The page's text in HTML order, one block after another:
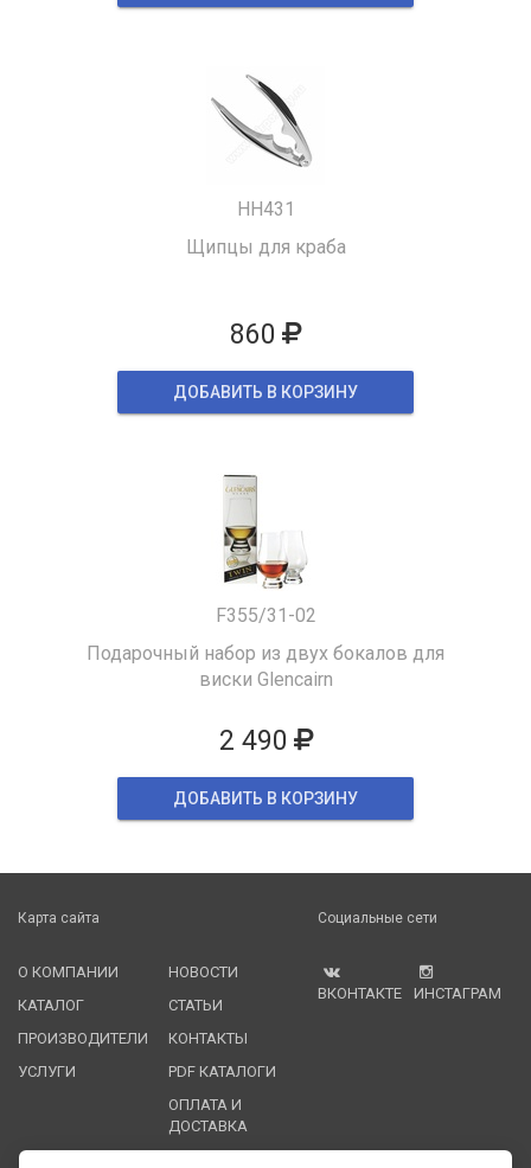
HH431
Щипцы для краба
860
ДОБАВИТЬ В КОРЗИНУ
F355/31-02
Подарочный набор из двух бокалов для
виски Glencairn
2 490
ДОБАВИТЬ В КОРЗИНУ
Карта сайта
О КОМПАНИИ
КАТАЛОГ
ПРОИЗВОДИТЕЛИ
УСЛУГИ
НОВОСТИ
СТАТЬИ
КОНТАКТЫ
PDF КАТАЛОГИ
ОПЛАТА И
ДОСТАВКА
Социальные сети
ВКОНТАКТЕ ИНСТАГРАМ